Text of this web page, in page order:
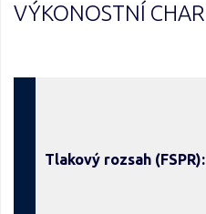
VÝKONOSTNÍ
Tlakový rozsah (FSPR):